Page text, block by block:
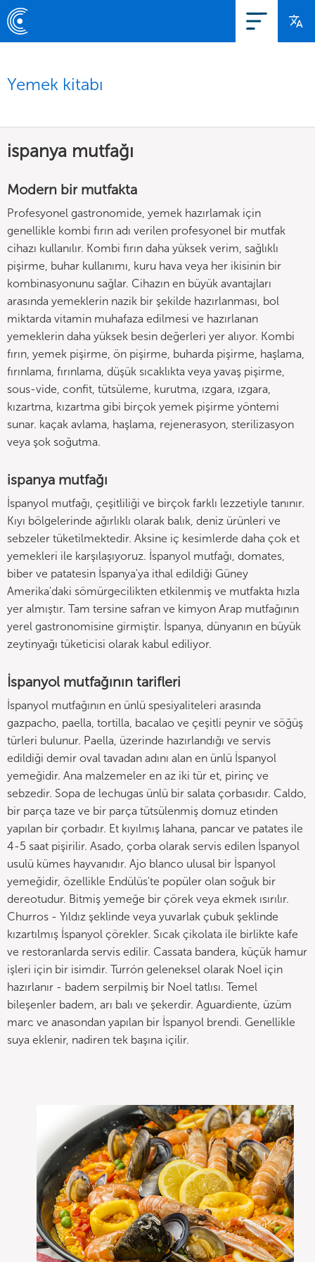
Yemek kitabı
ispanya mutfağı
Modern bir mutfakta
Profesyonel gastronomide, yemek hazırlamak için
genellikle kombi fırın adı verilen profesyonel bir mutfak
cihazı kullanılır. Kombi fırın daha yüksek verim, sağlıklı
pişirme, buhar kullanımı, kuru hava veya her ikisinin bir
kombinasyonunu sağlar. Cihazın en büyük avantajları
arasında yemeklerin nazik bir şekilde hazırlanması, bol
miktarda vitamin muhafaza edilmesi ve hazırlanan
yemeklerin daha yüksek besin değerleri yer alıyor. Kombi
fırın, yemek pişirme, ön pişirme, buharda pişirme, haşlama,
fırınlama, fırınlama, düşük sıcaklıkta veya yavaş pişirme,
sous-vide, confit, tütsüleme, kurutma, ızgara, ızgara,
kızartma, kızartma gibi birçok yemek pişirme yöntemi
sunar. kaçak avlama, haşlama, rejenerasyon, sterilizasyon
veya şok soğutma.
ispanya mutfağı
İspanyol mutfağı, çeşitliliği ve birçok farklı lezzetiyle tanınır.
Kıyı bölgelerinde ağırlıklı olarak balık, deniz ürünleri ve
sebzeler tüketilmektedir. Aksine iç kesimlerde daha çok et
yemekleri ile karşılaşıyoruz. İspanyol mutfağı, domates,
biber ve patatesin İspanya'ya ithal edildiği Güney
Amerika'daki sömürgecilikten etkilenmiş ve mutfakta hızla
yer almıştır. Tam tersine safran ve kimyon Arap mutfağının
yerel gastronomisine girmiştir. İspanya, dünyanın en büyük
zeytinyağı tüketicisi olarak kabul ediliyor.
İspanyol mutfağının tarifleri
İspanyol mutfağının en ünlü spesiyaliteleri arasında
gazpacho, paella, tortilla, bacalao ve çeşitli peynir ve söğüş
türleri bulunur. Paella, üzerinde hazırlandığı ve servis
edildiği demir oval tavadan adını alan en ünlü İspanyol
yemeğidir. Ana malzemeler en az iki tür et, pirinç ve
sebzedir. Sopa de lechugas ünlü bir salata çorbasıdır. Caldo,
bir parça taze ve bir parça tütsülenmiş domuz etinden
yapılan bir çorbadır. Et kıyılmış lahana, pancar ve patates ile
4-5 saat pişirilir. Asado, çorba olarak servis edilen İspanyol
usulü kümes hayvanıdır. Ajo blanco ulusal bir İspanyol
yemeğidir, özellikle Endülüs'te popüler olan soğuk bir
dereotudur. Bitmiş yemeğe bir çörek veya ekmek ısırılır.
Churros - Yıldız şeklinde veya yuvarlak çubuk şeklinde
kızartılmış İspanyol çörekler. Sıcak çikolata ile birlikte kafe
ve restoranlarda servis edilir. Cassata bandera, küçük hamur
işleri için bir isimdir. Turrón geleneksel olarak Noel için
hazırlanır - badem serpilmiş bir Noel tatlısı. Temel
bileşenler badem, arı balı ve şekerdir. Aguardiente, üzüm
marc ve anasondan yapılan bir İspanyol brendi. Genellikle
suya eklenir, nadiren tek başına içilir.